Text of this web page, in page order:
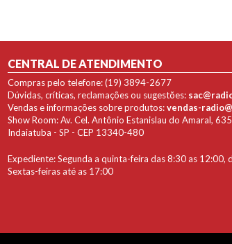
CENTRAL DE ATENDIMENTO
Compras pelo telefone: (19) 3894-2677
Dúvidas, críticas, reclamações ou sugestões:
Vendas e informações sobre produtos:vendas-
Show Room: Av. Cel. Antônio Estanislau do Amaral,
Indaiatuba - SP - CEP 13340-480
Expediente: Segunda a quinta-feira das 8:30 as 12:00,
Sextas-feiras até as 17:00